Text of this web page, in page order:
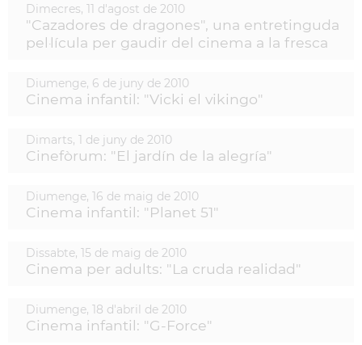
Dimecres, 11 d'agost de 2010
"Cazadores de dragones", una entretinguda
pel·lícula per gaudir del cinema a la fresca
Diumenge, 6 de juny de 2010
Cinema infantil: "Vicki el vikingo"
Dimarts, 1 de juny de 2010
Cinefòrum: "El jardín de la alegría"
Diumenge, 16 de maig de 2010
Cinema infantil: "Planet 51"
Dissabte, 15 de maig de 2010
Cinema per adults: "La cruda realidad"
Diumenge, 18 d'abril de 2010
Cinema infantil: "G-Force"